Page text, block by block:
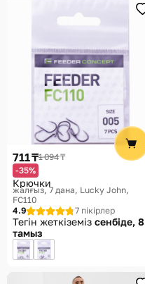
711 ₸1 094 ₸
-35%
Крючки
жалғыз, 7 дана Lucky John,
FC110
4.9
7 пікірлер
Тегін жеткіземіз сенбіде, 8
тамыз